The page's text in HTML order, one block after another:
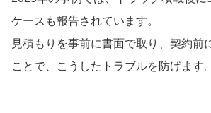
ケースも報告されています。
見積もりを事前に書面で取り、契約前
ことで、こうしたトラブルを防げます。